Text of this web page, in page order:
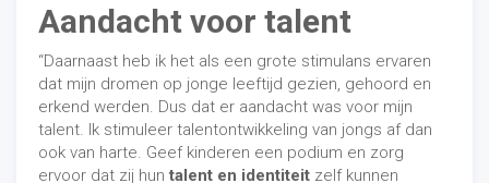
Aandacht voor talent
“Daarnaast heb ik het als een grote stimulans ervaren
dat mijn dromen op jonge leeftijd gezien, gehoord en
erkend werden. Dus dat er aandacht was voor mijn
talent. Ik stimuleer talentontwikkeling van jongs af dan
ook van harte. Geef kinderen een podium en zorg
ervoor dat zij hun talent en identiteit zelf kunnen